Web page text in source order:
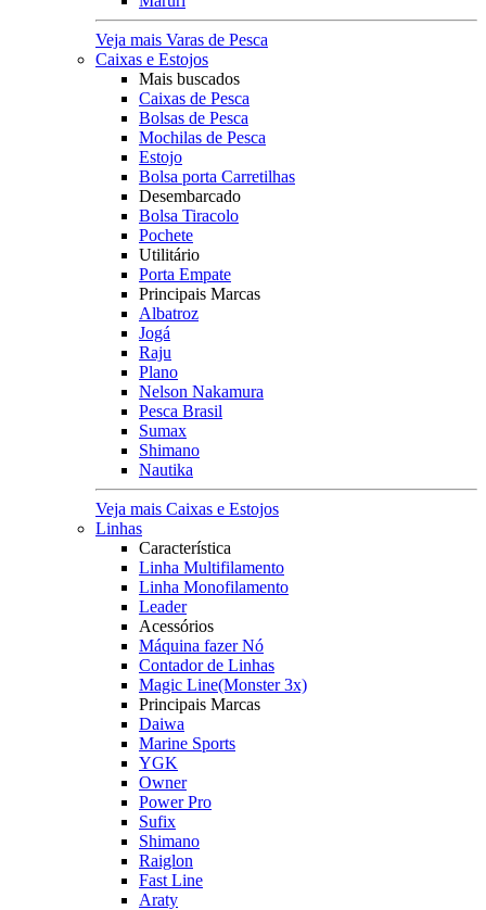
Veja mais Varas de Pesca
Caixas e Estojos
Mais buscados
Caixas de Pesca
Bolsas de Pesca
Mochilas de Pesca
Estojo
Bolsa porta Carretilhas
Desembarcado
Bolsa Tiracolo
Pochete
Utilitário
Porta Empate
Principais Marcas
Albatroz
Jogá
Raju
Plano
Nelson Nakamura
Pesca Brasil
Sumax
Shimano
Nautika
Veja mais Caixas e Estojos
Linhas
Característica
Linha Multifilamento
Linha Monofilamento
Leader
Acessórios
Máquina fazer Nó
Contador de Linhas
Magic Line(Monster 3x)
Principais Marcas
Daiwa
Marine Sports
YGK
Owner
Power Pro
Sufix
Shimano
Raiglon
Fast Line
Araty